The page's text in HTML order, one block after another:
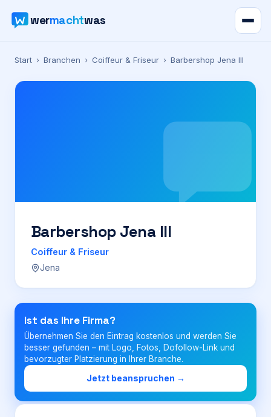
wermachtwas
Verzeichnis
Karte
Preise
Für Firmen
Login
Firma eintragen
Start › Branchen › Coiffeur & Friseur › Barbershop Jena III
Barbershop Jena III
Coiffeur & Friseur
Jena
Ist das Ihre Firma?
Übernehmen Sie den Eintrag kostenlos und werden Sie
besser gefunden – mit Logo, Fotos, Dofollow-Link und
bevorzugter Platzierung in Ihrer Branche.
Jetzt beanspruchen →